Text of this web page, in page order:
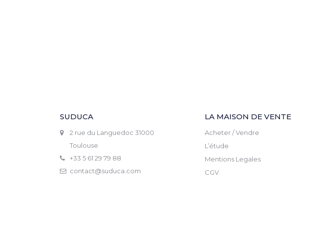
SUDUCA
2 rue du Languedoc 31000
Toulouse
+33 5 61 29 79 88
contact@suduca.com
LA MAISON DE VENTE
Acheter / Vendre
L’étude
Mentions Legales
CGV